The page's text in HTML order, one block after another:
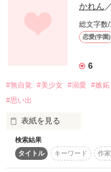
ただ…仲良くなりたいの
だって初恋は叶わないっ
あなたに出逢うまでは…
愛するために
キミの困った様に笑う
笑顔を見ると
好きで好きで仕方なくなる
でも“好き”だなんて
あることをきっかけに
未来は卒業までにこの
かれん
総文字数
恋愛(学園)
6
#無自覚 #美少女 #溺愛 #嫉妬
#思い出
表紙を見る
初めての随筆なので、
検索結果
タイトル
キーワード 作